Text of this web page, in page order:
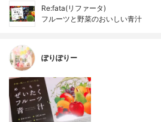
Re:fata(リファータ)
フルーツと野菜のおいしい青汁
ぽりぽりー